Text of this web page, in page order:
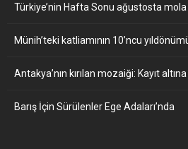
Türkiye’nin Hafta Sonu ağustosta
Münih’teki katliamının 10’ncu
Antakya’nın kırılan mozaiği: Kayıt
Barış İçin Sürülenler Ege Adaları’nda